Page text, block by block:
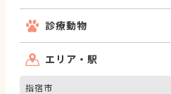
診療動物
エリア・駅
指宿市